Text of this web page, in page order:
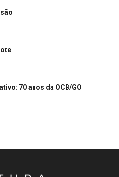
70 anos da OCB/GO